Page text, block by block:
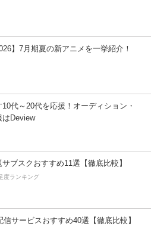
】7月期夏の新アニメを一挙紹介！
代～20代を応援！オーディション・
はDeview
ブスクおすすめ11選【徹底比較】
度ランキング
信サービスおすすめ40選【徹底比較】